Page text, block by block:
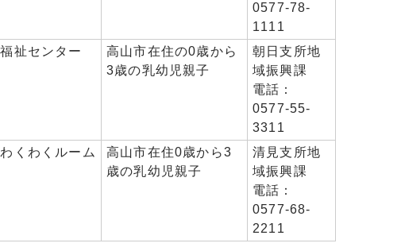
0577-78-
1111
祉センター
高山市在住の0歳から
3歳の乳幼児親子
朝日支所地
域振興課
電話：
0577-55-
3311
くわくルーム
高山市在住0歳から3
歳の乳幼児親子
清見支所地
域振興課
電話：
0577-68-
2211